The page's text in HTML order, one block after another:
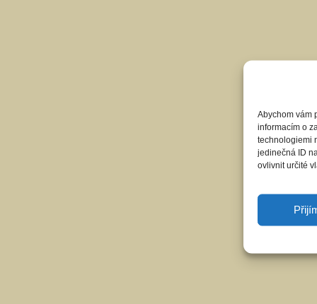
Abychom vám
informacím o
technologiemi
jedinečná ID
ovlivnit určité